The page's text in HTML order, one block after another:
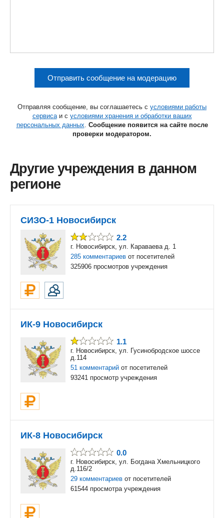
Отправить сообщение на модерацию
Отправляя сообщение, вы соглашаетесь с условиями работы
сервисаи с условиями хранения и обработки ваших
персональных данных. Сообщение появится на сайте после
проверки модератором.
Другие учреждения в данном
регионе
СИЗО-1 Новосибирск
2.2
г. Новосибирск, ул. Караваева д. 1
285 комментариев от посетителей
325906 просмотров учреждения
ИК-9 Новосибирск
1.1
г. Новосибирск, ул. Гусинобродское шоссе
д.114
51 комментарий от посетителей
93241 просмотр учреждения
ИК-8 Новосибирск
0.0
г. Новосибирск, ул. Богдана Хмельницкого
д.116/2
29 комментариев от посетителей
61544 просмотра учреждения